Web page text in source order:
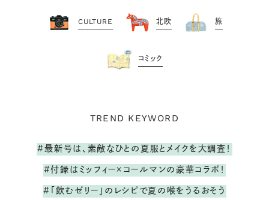
CULTURE 北欧 旅
コミック
TREND KEYWORD
#最新号は、素敵なひとの夏服とメイクを大調査！
#付録はミッフィー×コールマンの豪華コラボ！
#「飲むゼリー」のレシピで夏の喉をうるおそう